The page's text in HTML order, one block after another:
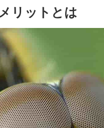
リットとは